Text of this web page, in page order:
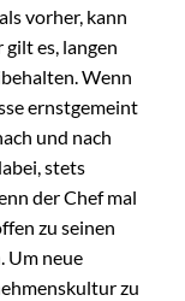
vorher, kann
es, langen
Wenn
ernstgemeint
und nach
stets
der Chef mal
zu seinen
Um neue
zu